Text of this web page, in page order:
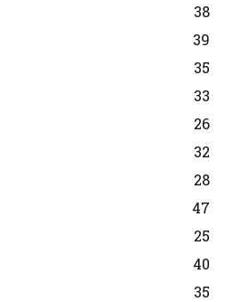
38
39
35
33
26
32
28
47
25
40
35